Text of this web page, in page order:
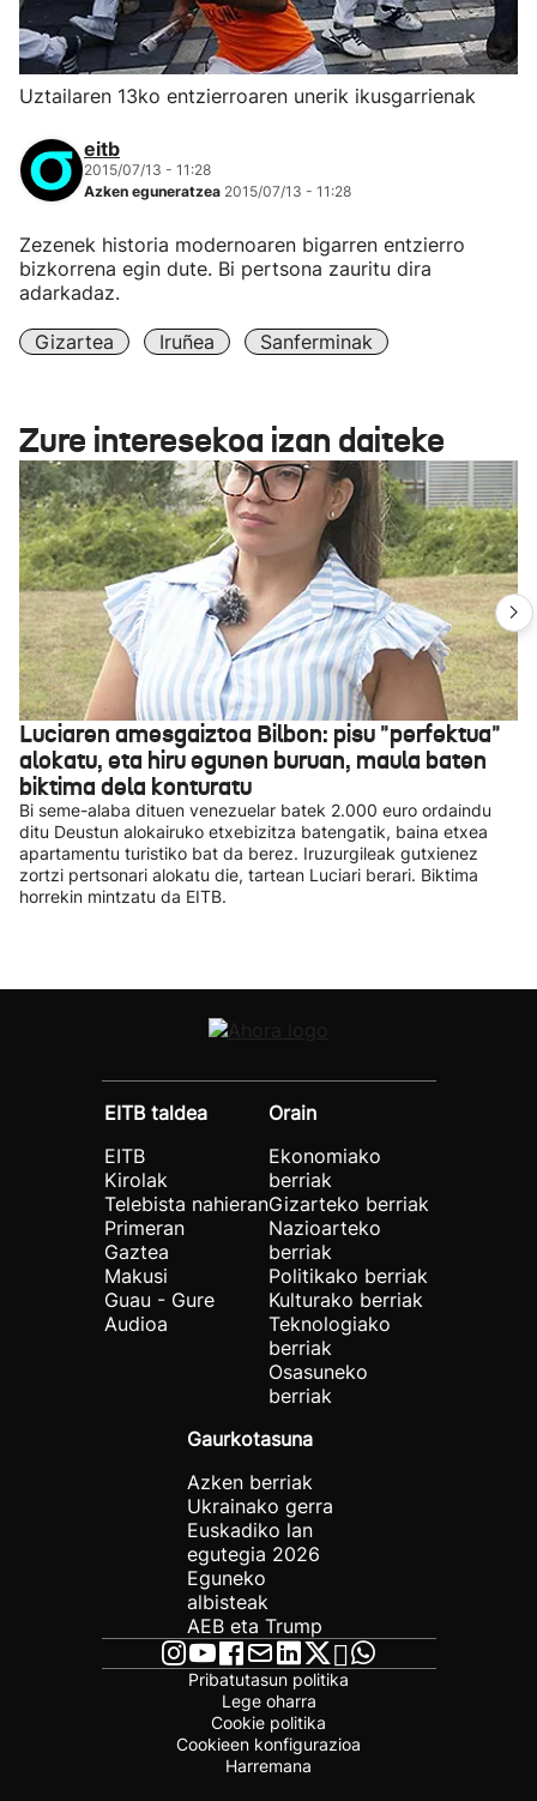
Uztailaren 13ko entzierroaren unerik ikusgarrienak
eitb
2015/07/13 - 11:28
Azken eguneratzea 2015/07/13 - 11:28
Zezenek historia modernoaren bigarren entzierro
bizkorrena egin dute. Bi pertsona zauritu dira
adarkadaz.
Gizartea Iruñea Sanferminak
Zure interesekoa izan daiteke
Luciaren amesgaiztoa Bilbon: pisu "perfektua"
alokatu, eta hiru egunen buruan, maula baten
biktima dela konturatu
Bi seme-alaba dituen venezuelar batek 2.000 euro ordaindu
ditu Deustun alokairuko etxebizitza batengatik, baina etxea
apartamentu turistiko bat da berez. Iruzurgileak gutxienez
zortzi pertsonari alokatu die, tartean Luciari berari. Biktima
horrekin mintzatu da EITB.
EITB taldea
EITB
Kirolak
Telebista nahieran
Primeran
Gaztea
Makusi
Guau - Gure
Audioa
Orain
Ekonomiako
berriak
Gizarteko berriak
Nazioarteko
berriak
Politikako berriak
Kulturako berriak
Teknologiako
berriak
Osasuneko
berriak
Gaurkotasuna
Azken berriak
Ukrainako gerra
Euskadiko lan
egutegia 2026
Eguneko
albisteak
AEB eta Trump
Pribatutasun politika
Lege oharra
Cookie politika
Cookieen konfigurazioa
Harremana